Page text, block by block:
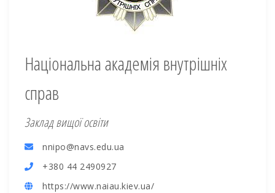
Національна академія внутрішніх
справ
Заклад вищої освіти
nnipo@navs.edu.ua
+380 44 2490927
https://www.naiau.kiev.ua/